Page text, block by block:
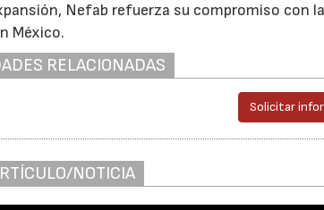
Nefab refuerza su compromiso con
México.
RELACIONADAS
Solicitar
NOTICIA